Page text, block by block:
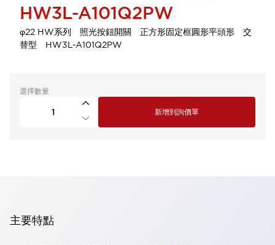
HW3L-A101Q2PW
φ22 HW系列 照光按鈕開關 正方形固定框圓形平頭形 交
替型 HW3L-A101Q2PW
選擇數量
新增到詢價單
主要特點